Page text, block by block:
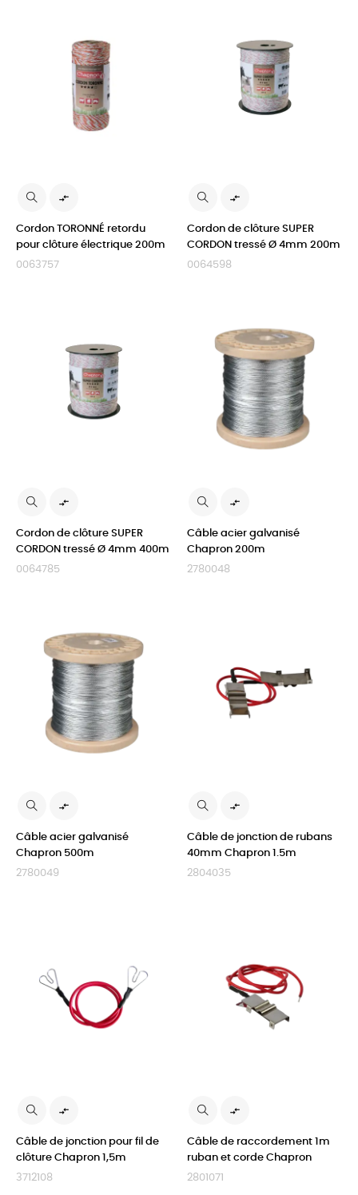

Cordon TORONNÉ retordu
pour clôture électrique 200m
0063757

Cordon de clôture SUPER
CORDON tressé Ø 4mm 200m
0064598

Cordon de clôture SUPER
CORDON tressé Ø 4mm 400m
0064785

Câble acier galvanisé
Chapron 200m
2780048

Câble acier galvanisé
Chapron 500m
2780049

Câble de jonction de rubans
40mm Chapron 1.5m
2804035

Câble de jonction pour fil de
clôture Chapron 1,5m
3712108

Câble de raccordement 1m
ruban et corde Chapron
2801071